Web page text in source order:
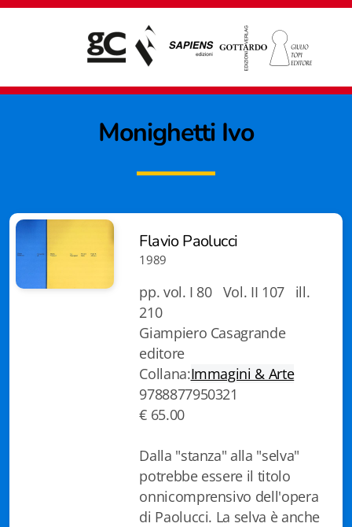
Monighetti Ivo
Flavio Paolucci
1989
pp. vol. I 80 Vol. II 107 ill.
210
Giampiero Casagrande
editore
Collana:Immagini & Arte
9788877950321
€ 65.00
Dalla "stanza" alla "selva"
potrebbe essere il titolo
onnicomprensivo dell'opera
di Paolucci. La selva è anche
Giampiero Casagrande editore
Biblioteca letteraria Nord-Sud